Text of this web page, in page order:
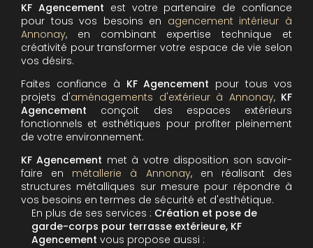
KF Agencement est votre partenaire de confiance
pour tous vos besoins en agencement intérieur à
Annonay, en combinant expertise technique et
créativité pour transformer votre espace de vie selon
vos désirs.
Faites confiance à KF Agencement pour tous vos
projets d'aménagements d'extérieur à Annonay, KF
Agencement conçoit des espaces extérieurs
fonctionnels et esthétiques pour profiter pleinement
de votre environnement.
KF Agencement met à votre disposition son savoir-
faire en métallerie à Annonay, en réalisant des
structures métalliques sur mesure pour répondre à
vos besoins en termes de sécurité et d'esthétique.
En plus de ses services : Création et pose de
garde-corps pour terrasse extérieure, KF
Agencement vous propose aussi :